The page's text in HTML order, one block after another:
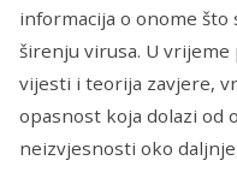
informacija o onome što
širenju virusa. U
vijesti i teorija zavjere,
opasnost koja dolazi od
neizvjesnosti oko